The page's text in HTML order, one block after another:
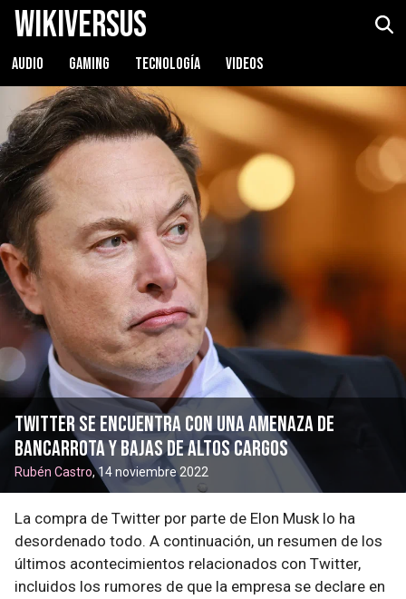
WikiVersus
AUDIO GAMING TECNOLOGÍA VIDEOS
Twitter se encuentra con una amenaza de
bancarrota y bajas de altos cargos
Rubén Castro, 14 noviembre 2022
La compra de Twitter por parte de Elon Musk lo ha
desordenado todo. A continuación, un resumen de los
últimos acontecimientos relacionados con Twitter,
incluidos los rumores de que la empresa se declare en